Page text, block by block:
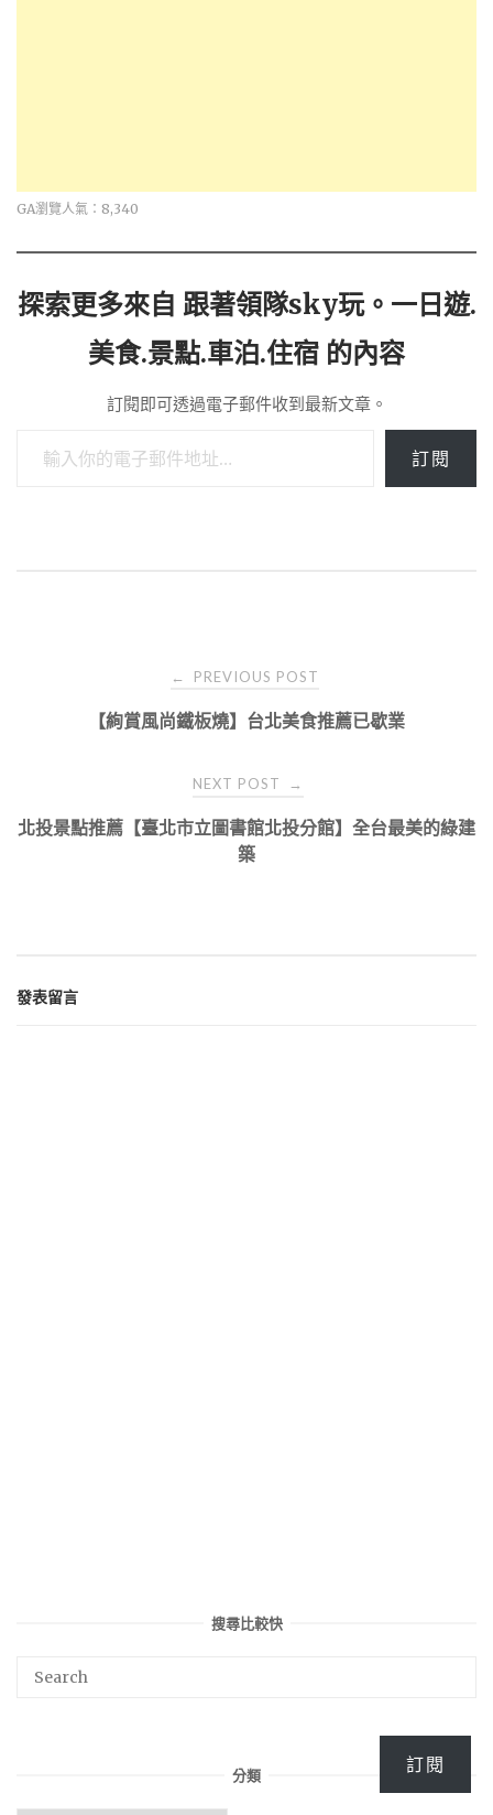
GA瀏覽人氣：8,340
探索更多來自 跟著領隊sky玩。一日遊.
美食.景點.車泊.住宿 的內容
訂閱即可透過電子郵件收到最新文章。
訂閱
navigation
← PREVIOUS POST
【絢賞風尚鐵板燒】台北美食推薦已歇業
NEXT POST →
北投景點推薦【臺北市立圖書館北投分館】全台最美的綠建
築
發表留言
搜尋比較快
分類
訂閱